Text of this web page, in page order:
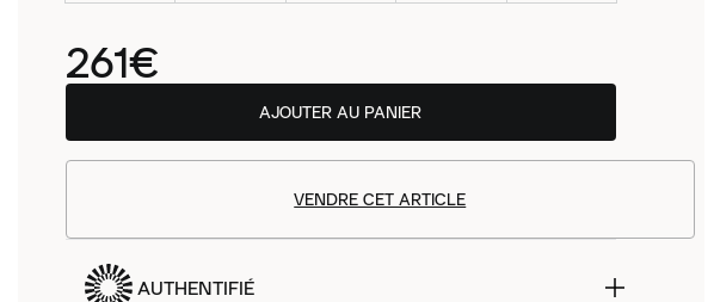
261€
AJOUTER AU PANIER
VENDRE CET ARTICLE
AUTHENTIFIÉ